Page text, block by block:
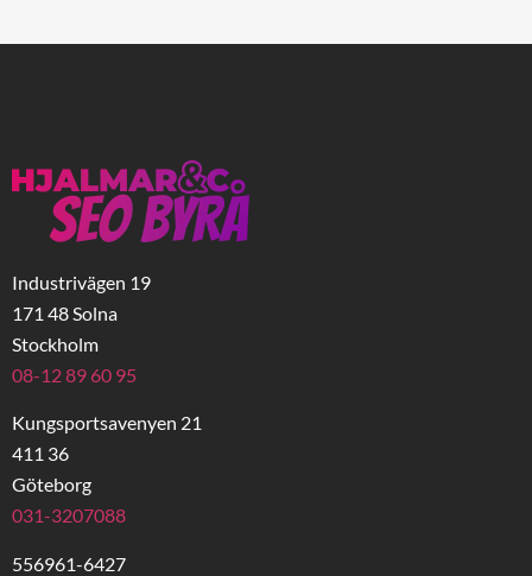
Industrivägen 19
171 48 Solna
Stockholm
08-12 89 60 95
Kungsportsavenyen 21
411 36
Göteborg
031-3207088
556961-6427